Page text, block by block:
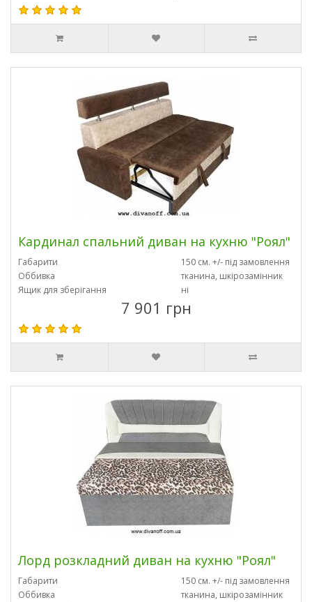
Кардинал спальний диван на кухню "Роял"
Габарити
150 см. +/- під замовлення
Оббивка
тканина, шкірозамінник
Ящик для зберігання
ні
7 901 грн
Лорд розкладний диван на кухню "Роял"
Габарити
150 см. +/- під замовлення
Оббивка
тканина, шкірозамінник